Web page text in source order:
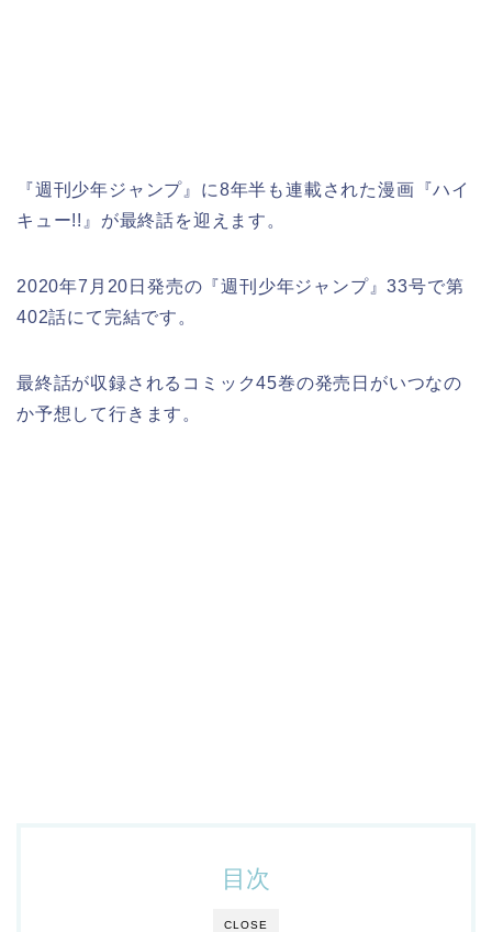
『週刊少年ジャンプ』に8年半も連載された漫画『ハイ
キュー!!』が最終話を迎えます。
2020年7月20日発売の『週刊少年ジャンプ』33号で第
402話にて完結です。
最終話が収録されるコミック45巻の発売日がいつなの
か予想して行きます。
CLOSE
目次